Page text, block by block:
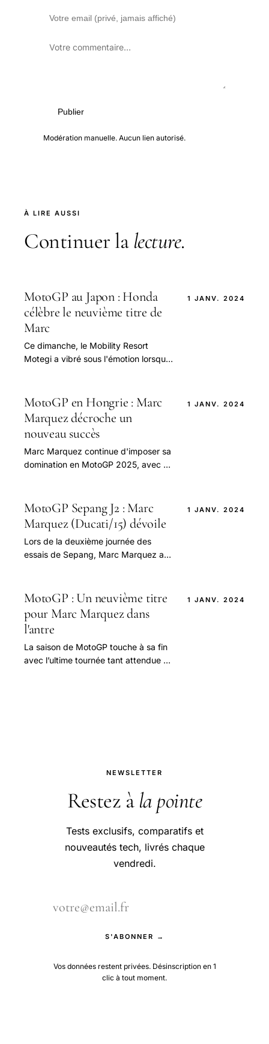
Publier
Modération manuelle. Aucun lien autorisé.
À LIRE AUSSI
Continuer la lecture.
MotoGP au Japon : Honda
célèbre le neuvième titre de
Marc
Ce dimanche, le Mobility Resort
Motegi a vibré sous l'émotion lorsque
mondial.
1 JANV. 2024
MotoGP en Hongrie : Marc
Marquez décroche un
nouveau succès
Marc Marquez continue d'imposer sa
domination en MotoGP 2025, avec un
1 JANV. 2024
MotoGP Sepang J2 : Marc
Marquez (Ducati/15) dévoile
Lors de la deuxième journée des
essais de Sepang, Marc Marquez a
la saison.
1 JANV. 2024
MotoGP : Un neuvième titre
pour Marc Marquez dans
l'antre
La saison de MotoGP touche à sa fin
avec l’ultime tournée tant attendue à
1 JANV. 2024
NEWSLETTER
Restez à la pointe
Tests exclusifs, comparatifs et
nouveautés tech, livrés chaque
vendredi.
S'ABONNER →
Vos données restent privées. Désinscription en 1
clic à tout moment.